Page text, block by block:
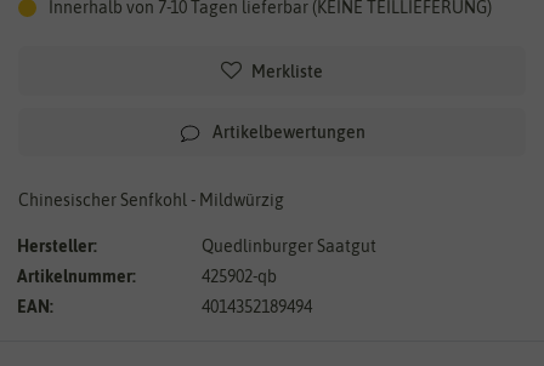
Innerhalb von 7-10 Tagen lieferbar (KEINE TEILLIEFERUNG)
Merkliste
Artikelbewertungen
Chinesischer Senfkohl - Mildwürzig
Hersteller:
Quedlinburger Saatgut
Artikelnummer:
425902-qb
EAN:
4014352189494